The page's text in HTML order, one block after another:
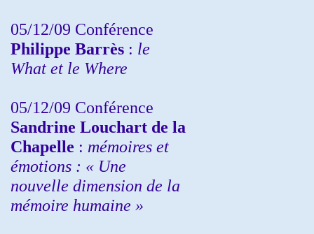
05/12/09 Conférence
Philippe Barrès : le
What et le Where
05/12/09 Conférence
Sandrine Louchart de la
Chapelle : mémoires et
émotions : « Une
nouvelle dimension de la
mémoire humaine »